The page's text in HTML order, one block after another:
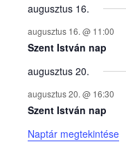
y
e
k
n
a
augusztus 16.
augusztus 16. @ 11:00
Szent István nap
augusztus 20.
augusztus 20. @ 16:30
Szent István nap
Naptár megtekintése